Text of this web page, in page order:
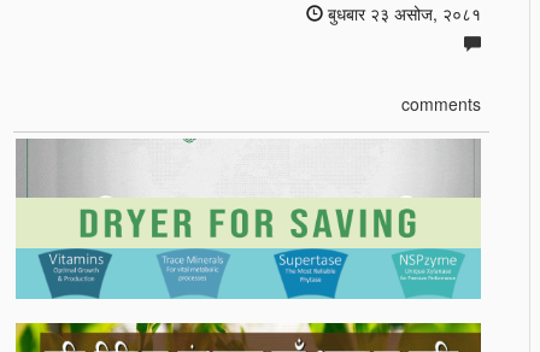
बुधबार २३ असोज, २०८१
comments